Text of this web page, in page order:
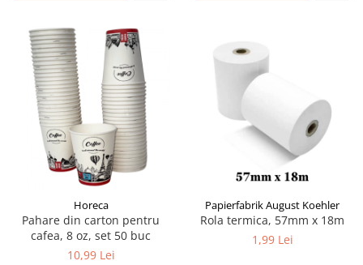
Horeca
Pahare din carton pentru
cafea, 8 oz, set 50 buc
10,99 Lei
Papierfabrik August Koehler
Rola termica, 57mm x 18m
1,99 Lei